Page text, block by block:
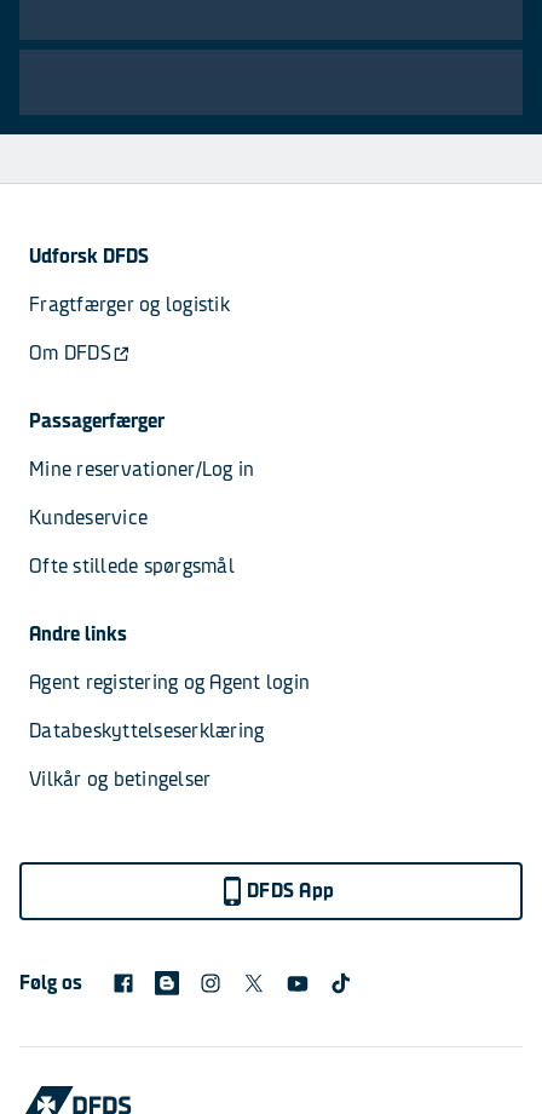
Udforsk DFDS
Fragtfærger og logistik
Om DFDS
Passagerfærger
Mine reservationer/Log in
Kundeservice
Ofte stillede spørgsmål
Andre links
Agent registering og Agent login
Databeskyttelseserklæring
Vilkår og betingelser
DFDS App
Følg os